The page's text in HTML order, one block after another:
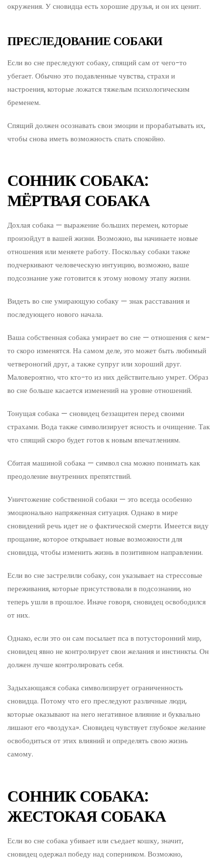
окружения. У сновидца есть хорошие друзья, и он их ценит.
ПРЕСЛЕДОВАНИЕ СОБАКИ
Если во сне преследуют собаку, спящий сам от чего-то
убегает. Обычно это подавленные чувства, страхи и
настроения, которые ложатся тяжелым психологическим
бременем.
Спящий должен осознавать свои эмоции и прорабатывать их,
чтобы снова иметь возможность спать спокойно.
СОННИК СОБАКА:
МЁРТВАЯ СОБАКА
Дохлая собака — выражение больших перемен, которые
произойдут в вашей жизни. Возможно, вы начинаете новые
отношения или меняете работу. Поскольку собаки также
подчеркивают человеческую интуицию, возможно, ваше
подсознание уже готовится к этому новому этапу жизни.
Видеть во сне умирающую собаку — знак расставания и
последующего нового начала.
Ваша собственная собака умирает во сне — отношения с кем-
то скоро изменятся. На самом деле, это может быть любимый
четвероногий друг, а также супруг или хороший друг.
Маловероятно, что кто-то из них действительно умрет. Образ
во сне больше касается изменений на уровне отношений.
Тонущая собака — сновидец беззащитен перед своими
страхами. Вода также символизирует ясность и очищение. Так
что спящий скоро будет готов к новым впечатлениям.
Сбитая машиной собака — символ сна можно понимать как
преодоление внутренних препятствий.
Уничтожение собственной собаки — это всегда особенно
эмоционально напряженная ситуация. Однако в мире
сновидений речь идет не о фактической смерти. Имеется виду
прощание, которое открывает новые возможности для
сновидца, чтобы изменить жизнь в позитивном направлении.
Если во сне застрелили собаку, сон указывает на стрессовые
переживания, которые присутствовали в подсознании, но
теперь ушли в прошлое. Иначе говоря, сновидец освободился
от них.
Однако, если это он сам посылает пса в потусторонний мир,
сновидец явно не контролирует свои желания и инстинкты. Он
должен лучше контролировать себя.
Задыхающаяся собака символизирует ограниченность
сновидца. Потому что его преследуют различные люди,
которые оказывают на него негативное влияние и буквально
лишают его «воздуха». Сновидец чувствует глубокое желание
освободиться от этих влияний и определять свою жизнь
самому.
СОННИК СОБАКА:
ЖЕСТОКАЯ СОБАКА
Если во сне собака убивает или съедает кошку, значит,
сновидец одержал победу над соперником. Возможно,